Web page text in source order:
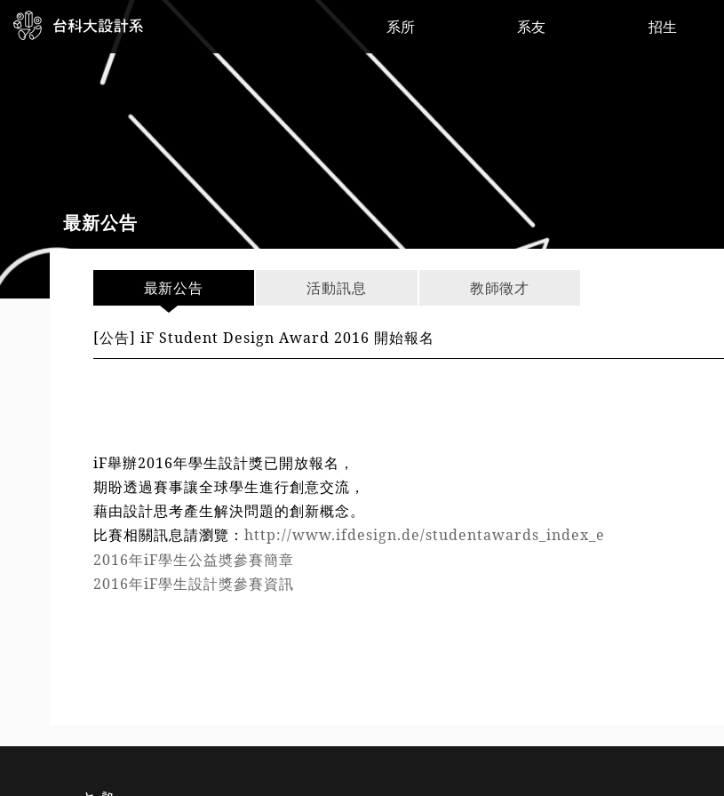
系所 系友 招生
最新公告
最新公告 活動訊息 教師徵才
[公告] iF Student Design Award 2016 開始報名
iF舉辦2016年學生設計獎已開放報名，
期盼透過賽事讓全球學生進行創意交流，
藉由設計思考產生解決問題的創新概念。
比賽相關訊息請瀏覽： http://www.ifdesign.de/studentawards_index_e
2016年iF學生公益奬參賽簡章
2016年iF學生設計獎參賽資訊